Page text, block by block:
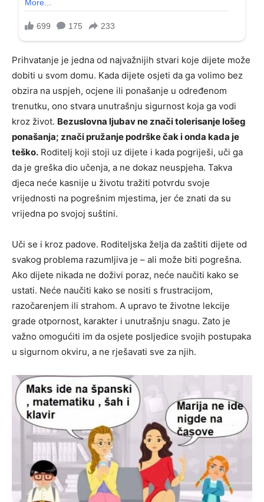
Prihvatanje je jedna od najvažnijih stvari koje dijete može
dobiti u svom domu. Kada dijete osjeti da ga volimo bez
obzira na uspjeh, ocjene ili ponašanje u određenom
trenutku, ono stvara unutrašnju sigurnost koja ga vodi
kroz život. Bezuslovna ljubav ne znači tolerisanje lošeg
ponašanja; znači pružanje podrške čak i onda kada je
teško. Roditelj koji stoji uz dijete i kada pogriješi, uči ga
da je greška dio učenja, a ne dokaz neuspjeha. Takva
djeca neće kasnije u životu tražiti potvrdu svoje
vrijednosti na pogrešnim mjestima, jer će znati da su
vrijedna po svojoj suštini.
Uči se i kroz padove. Roditeljska želja da zaštiti dijete od
svakog problema razumljiva je – ali može biti pogrešna.
Ako dijete nikada ne doživi poraz, neće naučiti kako se
ustati. Neće naučiti kako se nositi s frustracijom,
razočarenjem ili strahom. A upravo te životne lekcije
grade otpornost, karakter i unutrašnju snagu. Zato je
važno omogućiti im da osjete posljedice svojih postupaka
u sigurnom okviru, a ne rješavati sve za njih.